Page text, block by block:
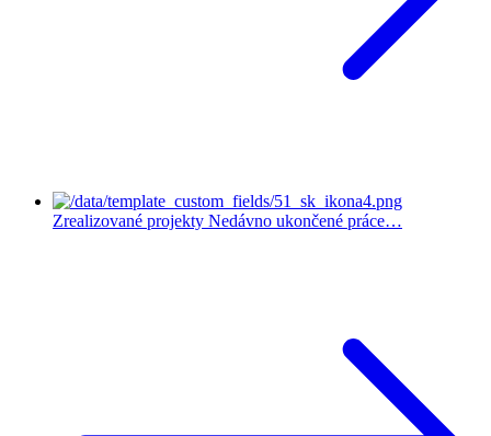
Zrealizované projekty Nedávno ukončené práce…